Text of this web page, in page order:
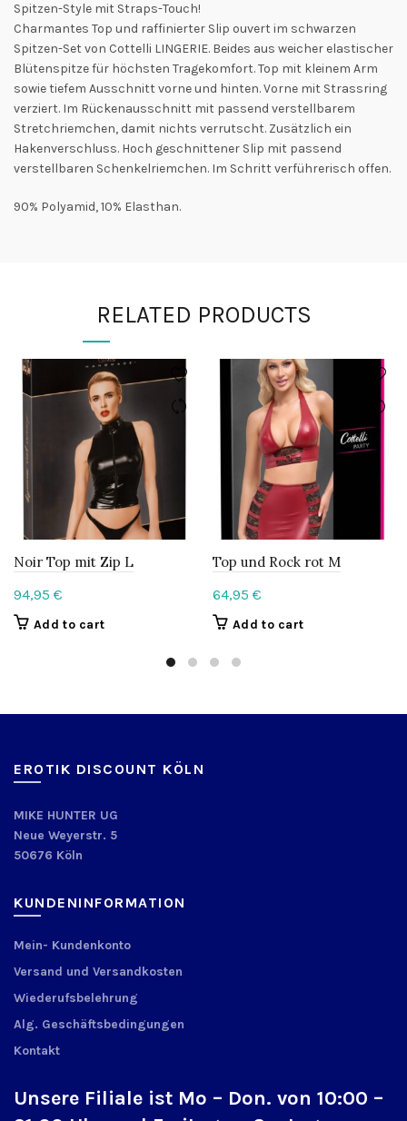
Spitzen-Style mit Straps-Touch!
Charmantes Top und raffinierter Slip ouvert im schwarzen
Spitzen-Set von Cottelli LINGERIE. Beides aus weicher elastischer
Blütenspitze für höchsten Tragekomfort. Top mit kleinem Arm
sowie tiefem Ausschnitt vorne und hinten. Vorne mit Strassring
verziert. Im Rückenausschnitt mit passend verstellbarem
Stretchriemchen, damit nichts verrutscht. Zusätzlich ein
Hakenverschluss. Hoch geschnittener Slip mit passend
verstellbaren Schenkelriemchen. Im Schritt verführerisch offen.
90% Polyamid, 10% Elasthan.
RELATED PRODUCTS
Noir Top mit Zip L
94,95 €
Add to cart
Top und Rock rot M
64,95 €
Add to cart
EROTIK DISCOUNT KÖLN
MIKE HUNTER UG
Neue Weyerstr. 5
50676 Köln
KUNDENINFORMATION
Mein- Kundenkonto
Versand und Versandkosten
Wiederufsbelehrung
Alg. Geschäftsbedingungen
Kontakt
Unsere Filiale ist Mo – Don. von 10:00 –